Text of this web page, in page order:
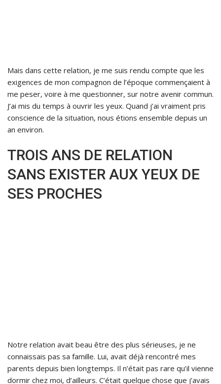
Mais dans cette relation, je me suis rendu compte que les
exigences de mon compagnon de l’époque commençaient à
me peser, voire à me questionner, sur notre avenir commun.
J’ai mis du temps à ouvrir les yeux. Quand j’ai vraiment pris
conscience de la situation, nous étions ensemble depuis un
an environ.
TROIS ANS DE RELATION
SANS EXISTER AUX YEUX DE
SES PROCHES
Notre relation avait beau être des plus sérieuses, je ne
connaissais pas sa famille. Lui, avait déjà rencontré mes
parents depuis bien longtemps. Il n’était pas rare qu’il vienne
dormir chez moi, d’ailleurs. C’était quelque chose que j’avais